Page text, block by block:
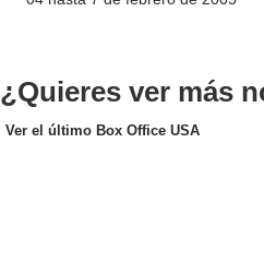
¿Quieres ver más
Ver el último Box Office USA